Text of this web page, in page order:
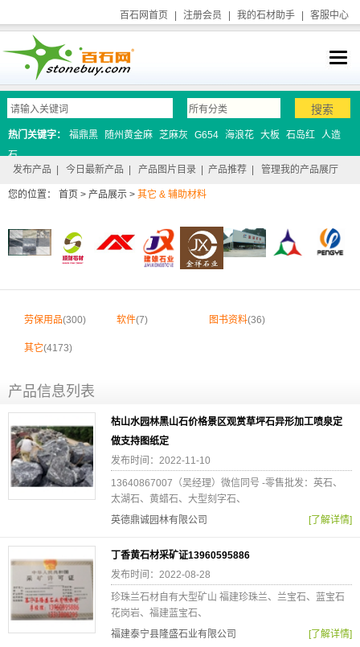
百石网首页 注册会员 我的石材助手 客服中心
热门关键字： 福鼎黑 随州黄金麻 芝麻灰 G654 海浪花 大板 石岛红 人造
石
发布产品
今日最新产品 产品图片目录 产品推荐 管理我的产品展厅
您的位置： 首页 > 产品展示 > 其它 & 辅助材料
劳保用品(300) 软件(7) 图书资料(36)
其它(4173)
产品信息列表
枯山水园林黑山石价格景区观赏草坪石异形加工喷泉定
做支持图纸定
发布时间：2022-11-10
13640867007（吴经理）微信同号 -零售批发：英石、
太湖石、黄蜡石、大型刻字石、
英德鼎诚园林有限公司
[了解详情]
丁香黄石材采矿证13960595886
发布时间：2022-08-28
珍珠兰石材自有大型矿山 福建珍珠兰、兰宝石、蓝宝石
花岗岩、福建蓝宝石、
福建泰宁县隆盛石业有限公司
[了解详情]